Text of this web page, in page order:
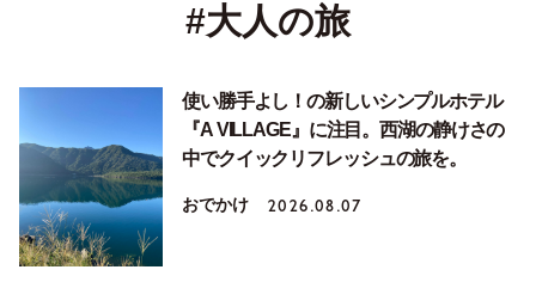
#大人の旅
使い勝手よし！の新しいシンプルホテル
『A VILLAGE』に注目。西湖の静けさの
中でクイックリフレッシュの旅を。
おでかけ 2026.08.07